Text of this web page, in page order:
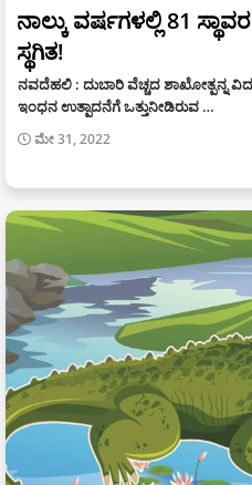
ನಾಲ್ಕು ವರ್ಷಗಳಲ್ಲಿ 81
ಸ್ಥಗಿತ!
ನವದೆಹಲಿ : ದುಬಾರಿ ವೆಚ್ಚದ ಶಾಖೋತ್ಪನ್ನ
ಇಂಧನ ಉತ್ಪಾದನೆಗೆ ಒತ್ತುನೀಡಿರುವ …
ಮೇ 31, 2022